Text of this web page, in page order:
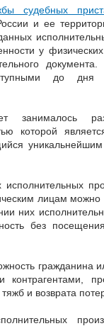
судебных
и ее
у
до дня
которой
лицам можно
них
без
гражданина
контрагентами,
и возврата